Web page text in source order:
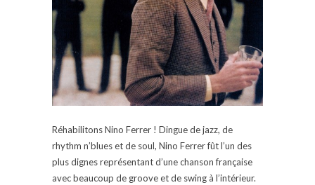
Réhabilitons Nino Ferrer ! Dingue de jazz, de
rhythm n’blues et de soul, Nino Ferrer fût l’un des
plus dignes représentant d’une chanson française
avec beaucoup de groove et de swing à l’intérieur.